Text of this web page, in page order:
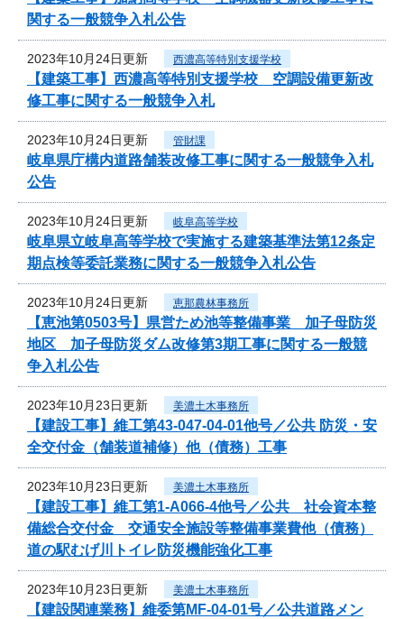
関する一般競争入札公告
2023年10月24日更新 西濃高等特別支援学校
【建築工事】西濃高等特別支援学校 空調設備更新改
修工事に関する一般競争入札
2023年10月24日更新 管財課
岐阜県庁構内道路舗装改修工事に関する一般競争入札
公告
2023年10月24日更新 岐阜高等学校
岐阜県立岐阜高等学校で実施する建築基準法第12条定
期点検等委託業務に関する一般競争入札公告
2023年10月24日更新 恵那農林事務所
【恵池第0503号】県営ため池等整備事業 加子母防災
地区 加子母防災ダム改修第3期工事に関する一般競
争入札公告
2023年10月23日更新 美濃土木事務所
【建設工事】維工第43-047-04-01他号／公共 防災・安
全交付金（舗装道補修）他（債務）工事
2023年10月23日更新 美濃土木事務所
【建設工事】維工第1-A066-4他号／公共 社会資本整
備総合交付金 交通安全施設等整備事業費他（債務）
道の駅むげ川トイレ防災機能強化工事
2023年10月23日更新 美濃土木事務所
【建設関連業務】維委第MF-04-01号／公共道路メン